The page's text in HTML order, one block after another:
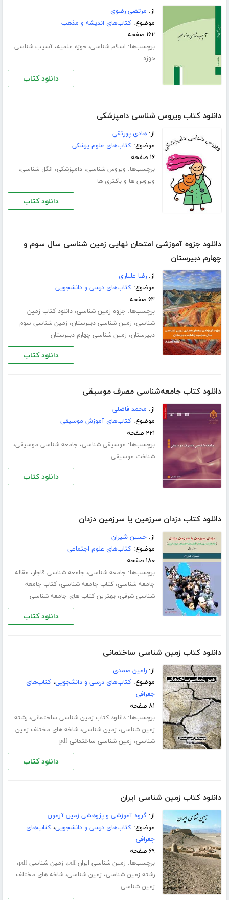
از: مرتضی رضوی
موضوع:کتاب‌های اندیشه و مذهب
۱۶۲ صفحه
برچسب‌ها: اسلام شناسی،حوزه علمیه،آسیب شناسی
حوزه
دانلود کتاب
دانلود کتاب ویروس شناسی دامپزشکی
از:هادی پورتقی
موضوع:کتاب‌های علوم پزشکی
۱۶ صفحه
برچسب‌ها: ویروس شناسی،دامپزشکی، انگل شناسی،
ویروس ها و باکتری ها
دانلود کتاب
دانلود جزوه آموزشی امتحان نهایی زمین شناسی سال سوم و
چهارم دبیرستان
از:رضا علیاری
موضوع:کتاب‌های درسی و دانشجویی
۶۴ صفحه
برچسب‌ها: جزوه زمین شناسی،دانلود کتاب زمین
شناسی، زمین شناسی دبیرستان، زمین شناسی سوم
دبیرستان، زمین شناسی چهارم دبیرستان
دانلود کتاب
دانلود کتاب جامعه‌شناسی مصرف موسیقی
از: محمد فاضلی
موضوع:کتاب‌های آموزش موسیقی
۲۲۱ صفحه
برچسب‌ها: موسیقی شناسی، جامعه شناسی موسیقی،
شناخت موسیقی
دانلود کتاب
دانلود کتاب دزدان سرزمین یا سرزمین دزدان
از:حسین شیران
موضوع:کتاب‌های علوم اجتماعی
۱۸۰ صفحه
برچسب‌ها: جامعه شناسی، جامعه شناسی قاجار، مقاله
جامعه شناسی،کتاب جامعه شناسی،کتاب جامعه
شناسی شرقی،بهترین کتاب های جامعه شناسی
دانلود کتاب
دانلود کتاب زمین شناسی ساختمانی
از:رامین صمدی
موضوع:کتاب‌های درسی و دانشجویی،کتاب‌های
جغرافی
۸۱ صفحه
برچسب‌ها:دانلود کتاب زمین شناسی ساختمانی،رشته
زمین شناسی، زمین شناسی،شاخه های مختلف زمین
شناسی، زمین شناسی ساختمانی pdf
دانلود کتاب
دانلود کتاب زمین شناسی ایران
از:گروه آموزشی و پژوهشی زمین آزمون
موضوع:کتاب‌های درسی و دانشجویی،کتاب‌های
جغرافی
۶۹ صفحه
برچسب‌ها: زمین شناسی ایران pdf ، زمین شناسی pdf ،
رشته زمین شناسی، زمین شناسی،شاخه های مختلف
زمین شناسی